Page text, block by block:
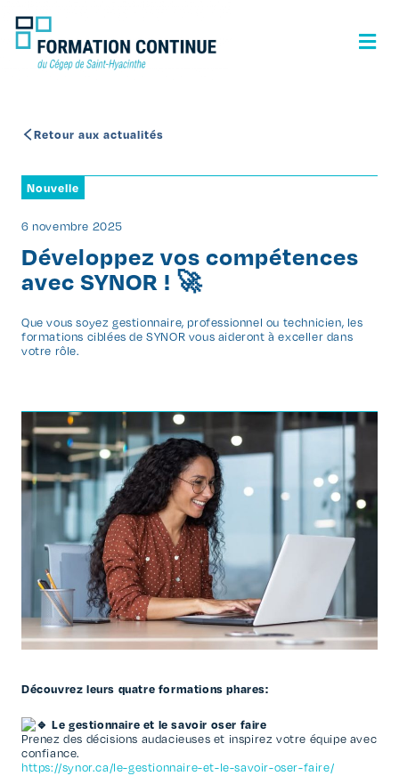
Retour aux actualités
Nouvelle
6 novembre 2025
Développez vos compétences
avec SYNOR ! 🚀
Que vous soyez gestionnaire, professionnel ou technicien, les
formations ciblées de SYNOR vous aideront à exceller dans
votre rôle.
Découvrez leurs quatre formations phares:
Le gestionnaire et le savoir oser faire
Prenez des décisions audacieuses et inspirez votre équipe avec
confiance.
https://synor.ca/le-gestionnaire-et-le-savoir-oser-faire/